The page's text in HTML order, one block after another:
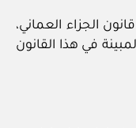
الجزاء العماني،
في هذا القانون